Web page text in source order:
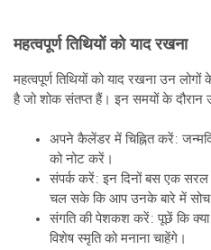
महत्वपूर्ण तिथियों को याद रखना
महत्वपूर्ण तिथियों को याद रखना उन
है जो शोक संतप्त हैं। इन समयों के
अपने कैलेंडर में चिह्नित करें:
को नोट करें।
संपर्क करें: इन दिनों बस एक
चल सके कि आप उनके बारे में सोच
संगति की पेशकश करें: पूछें कि
विशेष स्मृति को मनाना चाहेंगे।